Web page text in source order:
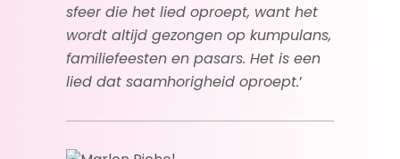
sfeer die het lied oproept, want het
wordt altijd gezongen op kumpulans,
familiefeesten en pasars. Het is een
lied dat saamhorigheid oproept.’